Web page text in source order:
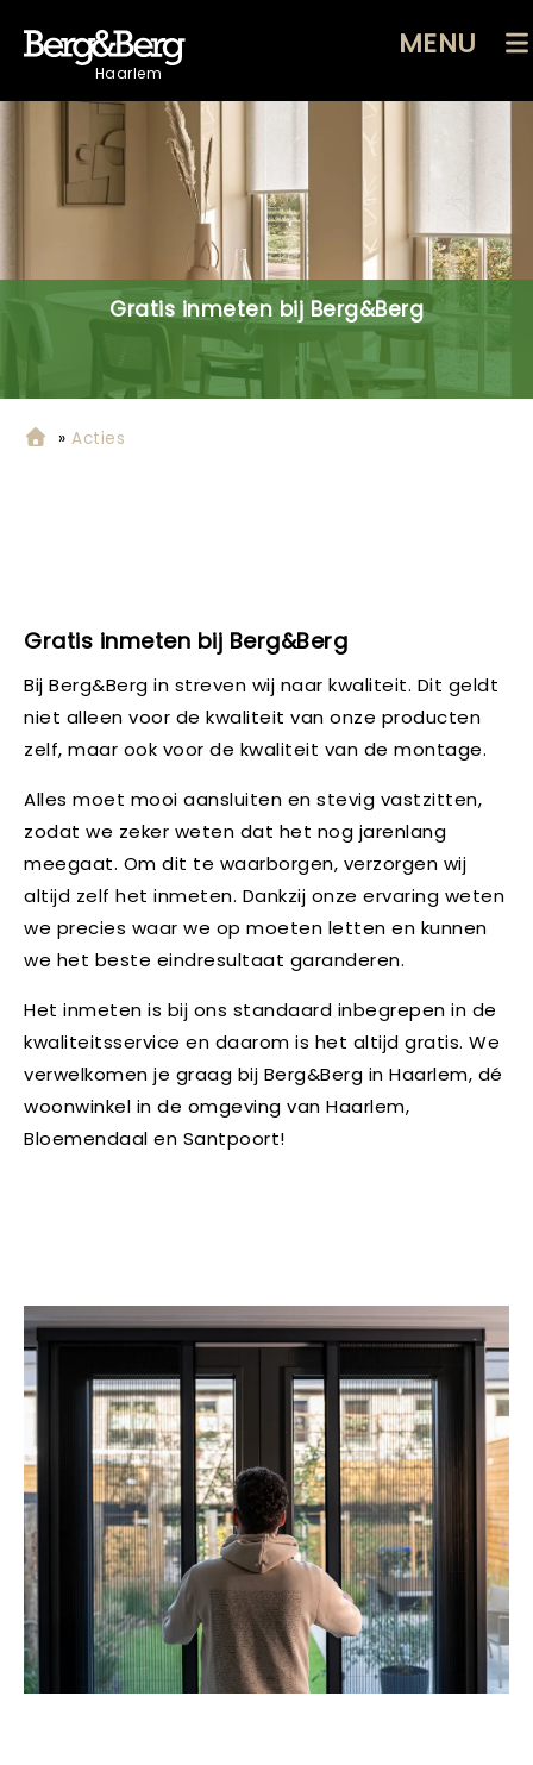
Haarlem
MENU
»Acties
Gratis inmeten bij Berg&Berg
Gratis inmeten bij Berg&Berg
Bij Berg&Berg in streven wij naar kwaliteit. Dit geldt
niet alleen voor de kwaliteit van onze producten
zelf, maar ook voor de kwaliteit van de montage.
Alles moet mooi aansluiten en stevig vastzitten,
zodat we zeker weten dat het nog jarenlang
meegaat. Om dit te waarborgen, verzorgen wij
altijd zelf het inmeten. Dankzij onze ervaring weten
we precies waar we op moeten letten en kunnen
we het beste eindresultaat garanderen.
Het inmeten is bij ons standaard inbegrepen in de
kwaliteitsservice en daarom is het altijd gratis. We
verwelkomen je graag bij Berg&Berg in Haarlem, dé
woonwinkel in de omgeving van Haarlem,
Bloemendaal en Santpoort!